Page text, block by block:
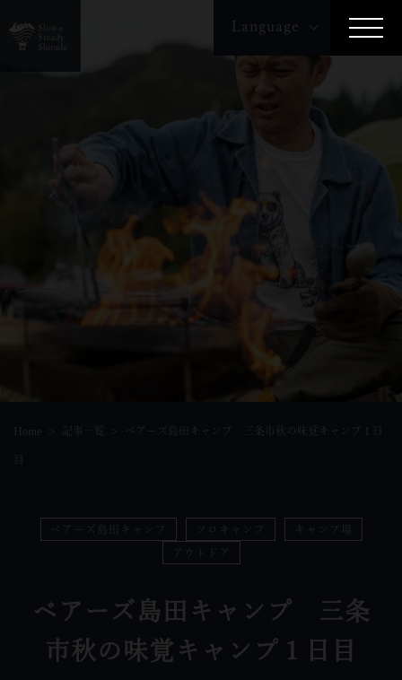
Language
Home 記事一覧 ベアーズ島田キャンプ 三条市秋の味覚キャンプ１日
ベアーズ島田キャンプ ソロキャンプ キャンプ場
アウトドア
ベアーズ島田キャンプ 三条
市秋の味覚キャンプ１日目